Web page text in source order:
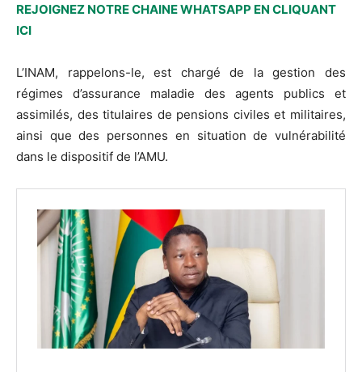
REJOIGNEZ NOTRE CHAINE WHATSAPP EN CLIQUANT
ICI
L’INAM, rappelons-le, est chargé de la gestion des
régimes d’assurance maladie des agents publics et
assimilés, des titulaires de pensions civiles et militaires,
ainsi que des personnes en situation de vulnérabilité
dans le dispositif de l’AMU.